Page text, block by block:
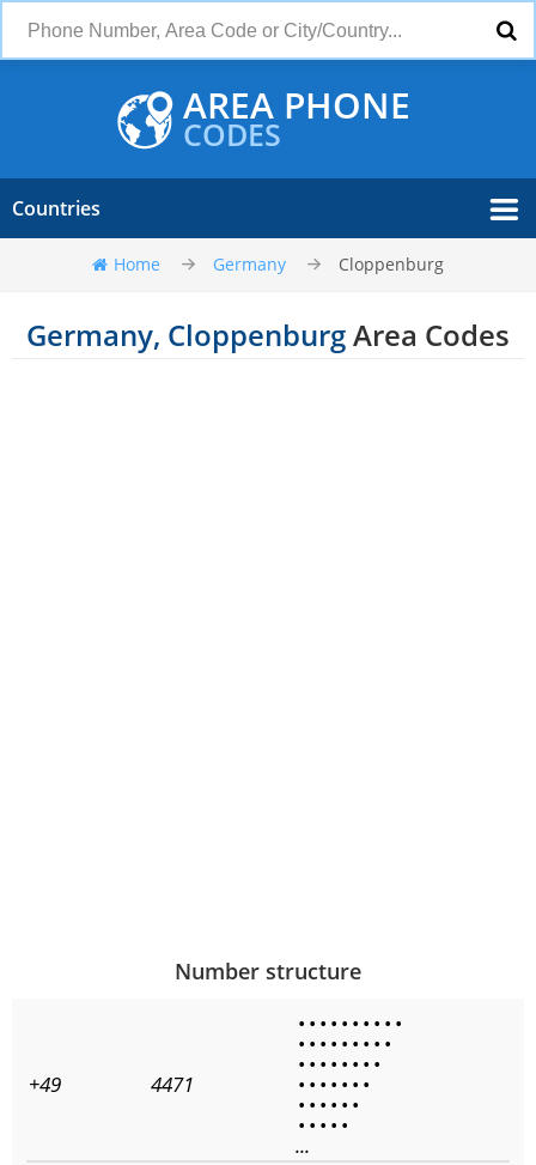
AREA PHONE
CODES
Countries
Home Germany Cloppenburg
Germany, CloppenburgArea Codes
Number structure
+49 4471
• • • • • • • • • •
• • • • • • • • •
• • • • • • • •
• • • • • • •
• • • • • •
• • • • •
...